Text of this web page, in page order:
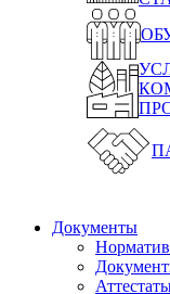
Документы